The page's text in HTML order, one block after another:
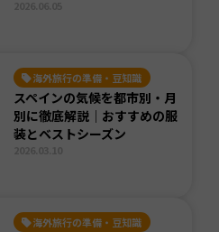
海外旅行の準備・豆知識
スペインの気候を都市別・月
別に徹底解説｜おすすめの服
装とベストシーズン
海外旅行の準備・豆知識